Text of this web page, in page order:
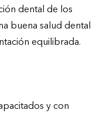
dental de los
buena salud dental
equilibrada.
y con